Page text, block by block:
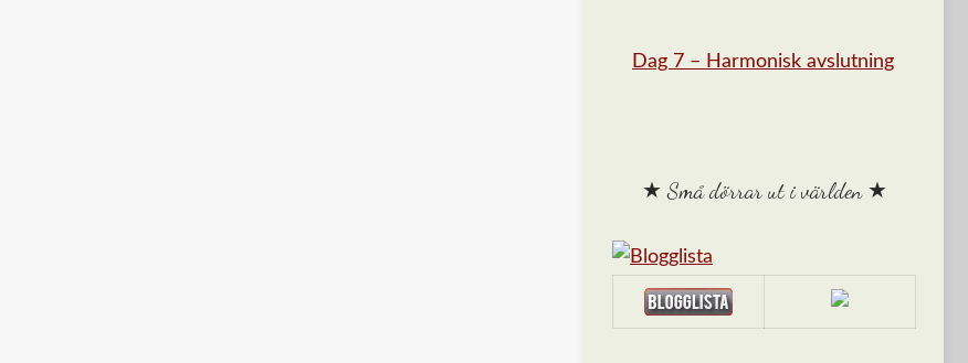
Dag 7 – Harmonisk avslutning
★ Små dörrar ut i världen ★